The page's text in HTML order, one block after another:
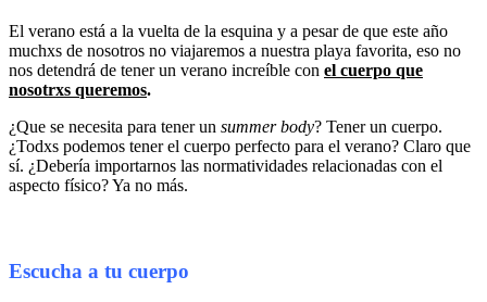
El verano está a la vuelta de la esquina y a pesar de que este año
muchxs de nosotros no viajaremos a nuestra playa favorita, eso no
nos detendrá de tener un verano increíble con el cuerpo que
nosotrxs queremos.
¿Que se necesita para tener un summer body? Tener un cuerpo.
¿Todxs podemos tener el cuerpo perfecto para el verano? Claro que
sí. ¿Debería importarnos las normatividades relacionadas con el
aspecto físico? Ya no más.
Escucha a tu cuerpo